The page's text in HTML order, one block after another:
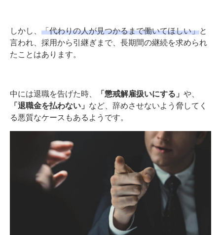
しかし、 「代わりの人が見つかるまで働いてほしい」と
言われ、採用から引継ぎまで、長期間の継続を求められ
たことはあります。
中には退職を告げた時、 「懲戒解雇扱いにする」 や、
「退職金を払わない」 など、辞めさせないよう脅してく
る悪質なケースもあるようです。